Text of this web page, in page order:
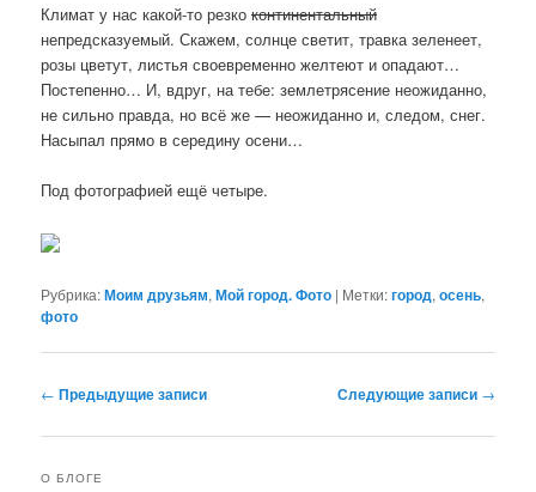
Климат у нас какой-то резкоконтинентальный
непредсказуемый. Скажем, солнце светит, травка зеленеет,
розы цветут, листья своевременно желтеют и опадают…
Постепенно… И, вдруг, на тебе: землетрясение неожиданно,
не сильно правда, но всё же — неожиданно и, следом, снег.
Насыпал прямо в середину осени…
Под фотографией ещё четыре.
Рубрика:Моим друзьям,Мой город. Фото | Метки:город,осень,
фото
Навигация
записям
← Предыдущие записи Следующие записи →
О БЛОГЕ